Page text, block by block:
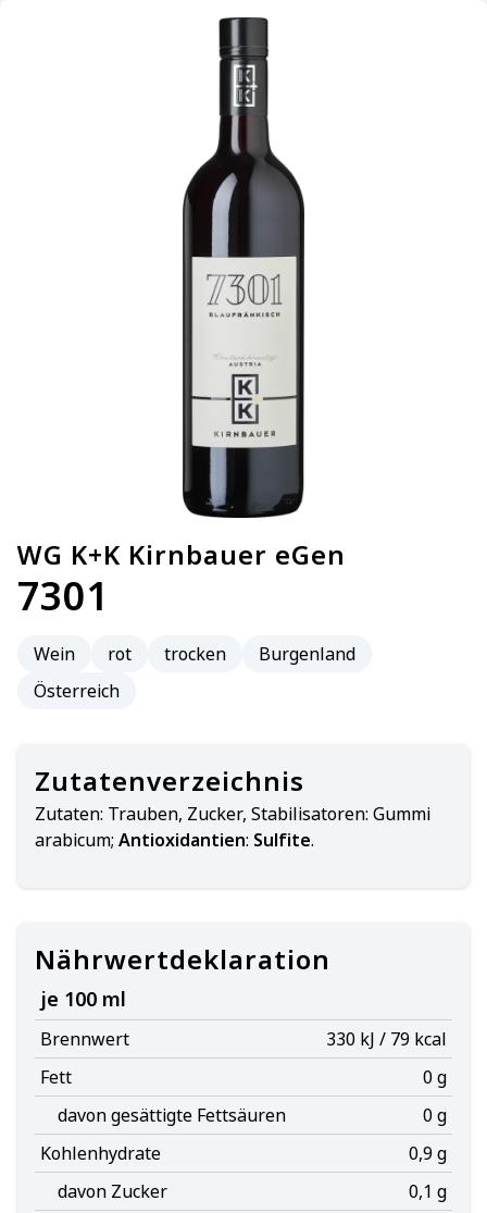
WG K+K Kirnbauer eGen
7301
Wein rot trocken
Burgenland
Österreich
Zutatenverzeichnis
Zutaten: Trauben, Zucker, Stabilisatoren: Gummi
arabicum; Antioxidantien: Sulfite.
Nährwertdeklaration
je 100 ml
Brennwert
330 kJ / 79 kcal
Fett
0 g
davon gesättigte Fettsäuren
0 g
Kohlenhydrate
0,9 g
davon Zucker
0,1 g